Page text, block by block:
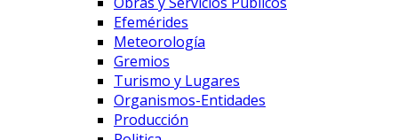
Efemérides
Meteorología
Gremios
Turismo y Lugares
Organismos-Entidades
Producción